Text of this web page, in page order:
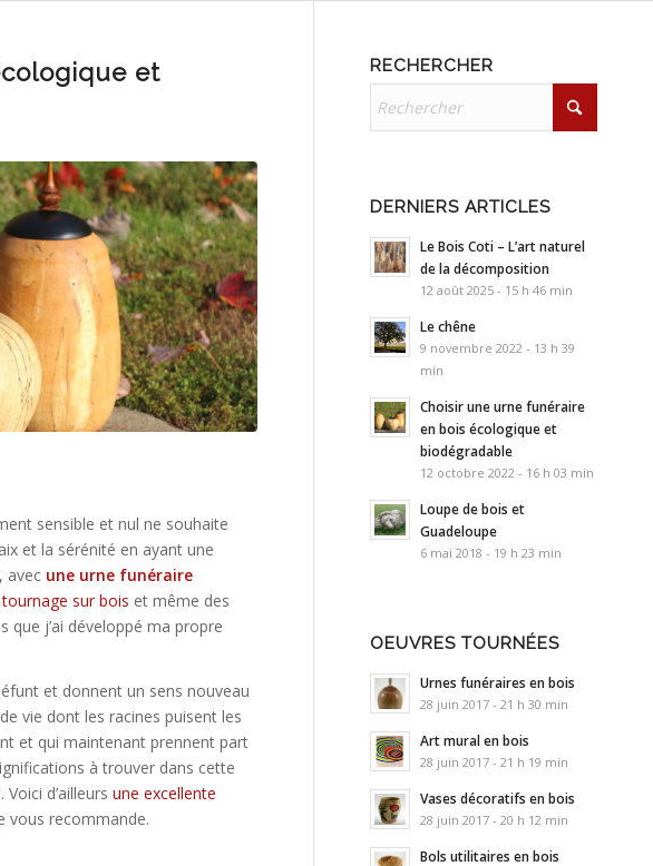
et
sensible et nul ne souhaite
et la sérénité en ayant une
avec une urne funéraire
sur bois et même des
que j’ai développé ma propre
et donnent un sens nouveau
vie dont les racines puisent les
et qui maintenant prennent part
à trouver dans cette
d’ailleurs une excellente
vous recommande.
RECHERCHER
DERNIERS ARTICLES
Le Bois Coti – L’art naturel
de la décomposition
12 août 2025 - 15 h 46 min
Le chêne
9 novembre 2022 - 13 h 39
min
Choisir une urne funéraire
en bois écologique et
biodégradable
12 octobre 2022 - 16 h 03 min
Loupe de bois et
Guadeloupe
6 mai 2018 - 19 h 23 min
OEUVRES TOURNÉES
Urnes funéraires en bois
28 juin 2017 - 21 h 30 min
Art mural en bois
28 juin 2017 - 21 h 19 min
Vases décoratifs en bois
28 juin 2017 - 20 h 12 min
Bols utilitaires en bois